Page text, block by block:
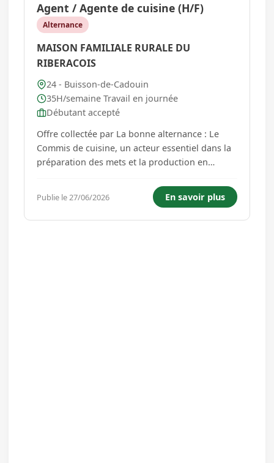
Agent / Agente de cuisine (H/F)
Alternance
MAISON FAMILIALE RURALE DU
RIBERACOIS
24 - Buisson-de-Cadouin
35H/semaine Travail en journée
Débutant accepté
Offre collectée par La bonne alternance : Le
Commis de cuisine, un acteur essentiel dans la
préparation des mets et la production en
dans la préparation des plats Prépare les
ingrédients nécessaires à la confection des
recettes Maintient la pro...
Publie le 27/06/2026 En savoir plus